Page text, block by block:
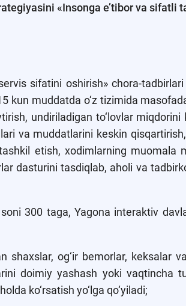
«Insonga e’tibor va sifatli
sifatini oshirish» chora-
kun muddatda o‘z tizimida
undiriladigan to‘lovlar miqdorini
va muddatlarini keskin
etish, xodimlarning muomala
dasturini tasdiqlab, aholi va
300 taga, Yagona interaktiv
og‘ir bemorlar, keksalar
doimiy yashash yoki vaqtincha
ko‘rsatish yo‘lga qo‘yiladi;